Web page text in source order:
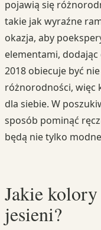
pojawią się
takie jak wyraźne
okazja, aby
elementami, dodając
2018 obiecuje być
różnorodności, więc
dla siebie. W
sposób pominąć
będą nie tylko
Jakie
jesieni?